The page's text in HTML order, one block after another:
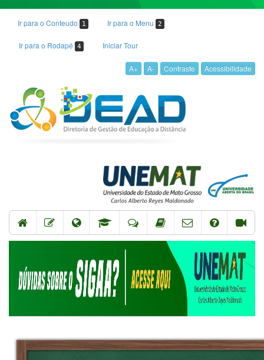
Ir para o Conteudo 1 Ir para o Menu 2
Ir para o Rodapé 4 Iniciar Tour
A+ A- Contraste Acessibilidade